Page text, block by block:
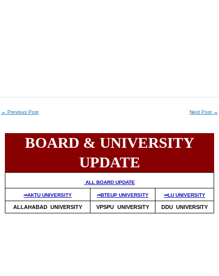
← Previous Post Next Post →
BOARD & UNIVERSITY
UPDATE
ALL BOARD UPDATE
⇒AKTU UNIVERSITY ⇒BTEUP UNIVERSITY ⇒LU UNIVERSITY
ALLAHABAD UNIVERSITY VPSPU UNIVERSITY DDU UNIVERSITY